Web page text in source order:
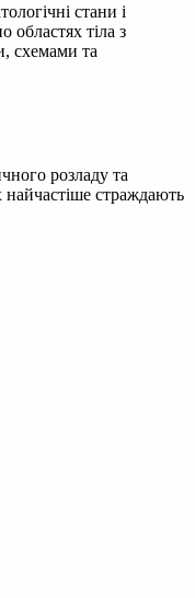
стани і
областях тіла з
схемами та
розладу та
найчастіше страждають